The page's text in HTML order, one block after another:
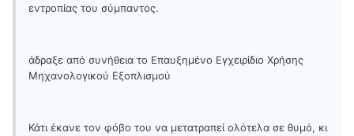
εντροπίας του σύμπαντος.
άδραξε από συνήθεια το Επαυξημένο Εγχειρίδιο Χρήσης
Μηχανολογικού Εξοπλισμού
Κάτι έκανε τον φόβο του να μετατραπεί ολότελα σε θυμό, κι